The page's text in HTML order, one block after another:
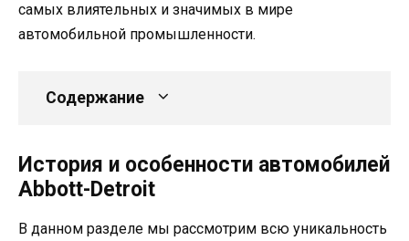
самых влиятельных и значимых в мире
автомобильной промышленности.
Содержание
История и особенности автомобилей
Abbott-Detroit
В данном разделе мы рассмотрим всю уникальность